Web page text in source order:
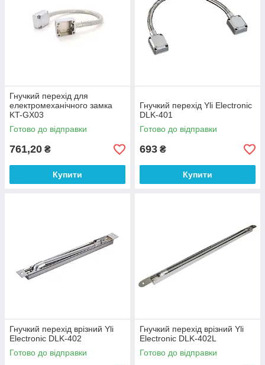
Гнучкий перехід для
електромеханічного замка
KT-GX03
Готово до відправки
761,20 ₴
Купити
Гнучкий перехід Yli Electronic
DLK-401
Готово до відправки
693 ₴
Купити
Гнучкий перехід врізний Yli
Electronic DLK-402
Готово до відправки
Гнучкий перехід врізний Yli
Electronic DLK-402L
Готово до відправки